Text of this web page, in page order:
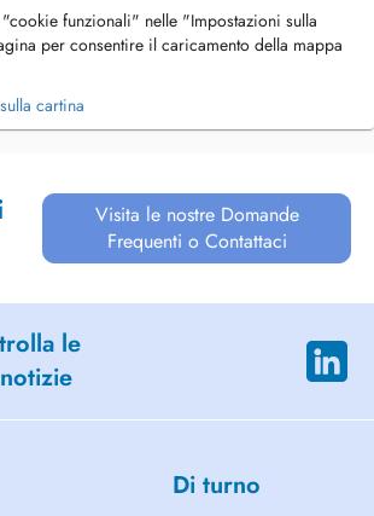
funzionali" nelle "Impostazioni sulla
per consentire il caricamento della mappa
cartina
Visita le nostre Domande
Frequenti o Contattaci
le
Di turno